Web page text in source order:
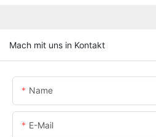
Mach mit uns in Kontakt
Name
E-Mail